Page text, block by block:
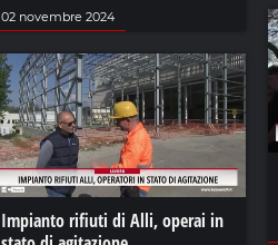
02 novembre 2024
Impianto rifiuti di Alli, operai in